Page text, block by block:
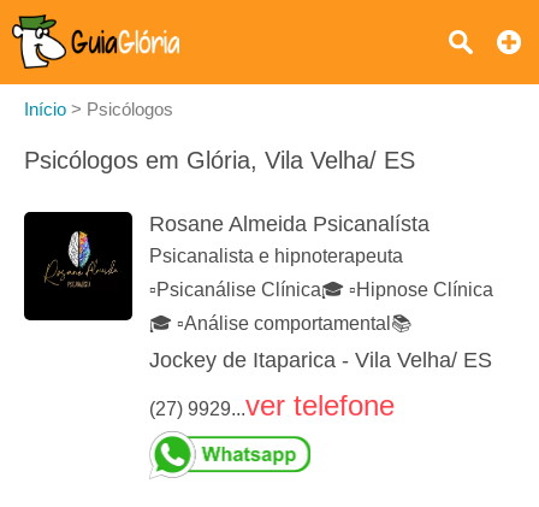
Início > Psicólogos
Psicólogos em Glória, Vila Velha/ ES
Rosane Almeida Psicanalísta
Psicanalista e hipnoterapeuta
▫️Psicanálise Clínica🎓 ▫️Hipnose Clínica
🎓 ▫️Análise comportamental📚
Jockey de Itaparica - Vila Velha/ ES
(27) 9929...ver telefone